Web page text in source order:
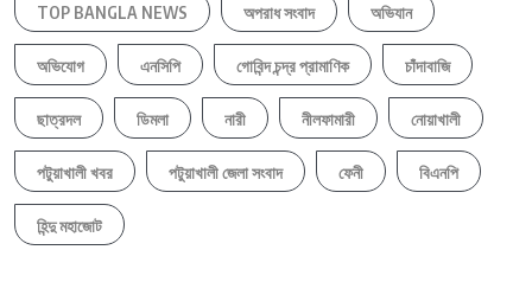
TOP BANGLA NEWS অপরাধ সংবাদ অভিযান
অভিযোগ এনসিপি গোবিন্দ চন্দ্র প্রামাণিক চাঁদাবাজি
ছাত্রদল ডিমলা নারী নীলফামারী নোয়াখালী
পটুয়াখালী খবর পটুয়াখালী জেলা সংবাদ ফেনী বিএনপি
হিন্দু মহাজোট